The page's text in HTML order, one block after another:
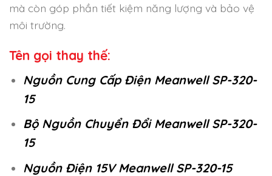
mà còn góp phần tiết kiệm năng lượng và bảo vệ
môi trường.
Tên gọi thay thế:
Nguồn Cung Cấp Điện Meanwell SP-320-
15
Bộ Nguồn Chuyển Đổi Meanwell SP-320-
15
Nguồn Điện 15V Meanwell SP-320-15